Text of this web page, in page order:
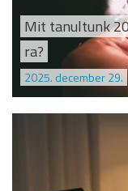
Mit tanultunk
ra?
2025. december 29.